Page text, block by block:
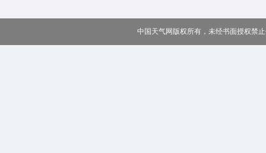
中国天气网版权所有，未经书面授权